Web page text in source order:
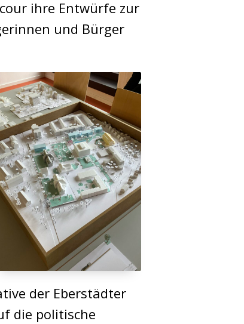
ihre Entwürfe zur
und Bürger
der Eberstädter
die politische